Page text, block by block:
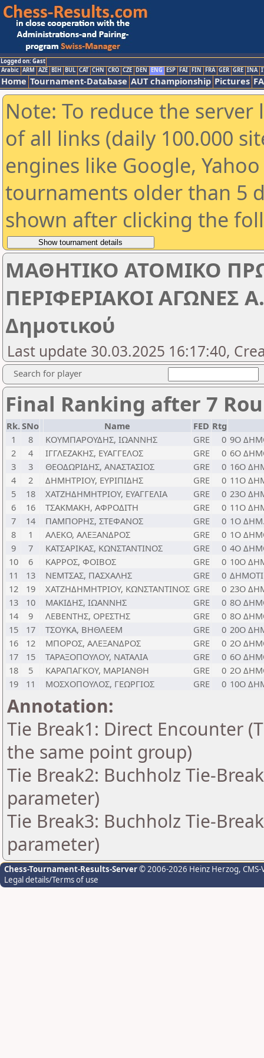
Logged on: Gast
Arabic ARM AZE BIH BUL CAT CHN CRO CZE DEN ENG ESP FAI FIN FRA GER GRE INA
Home Tournament-Database AUT championship Pictures
Note: To reduce the
of all links (daily 100.000
engines like Google,
tournaments older than 5
shown after clicking the
ΜΑΘΗΤΙΚΟ ΑΤΟΜΙΚΟ
ΠΕΡΙΦΕΡΙΑΚΟΙ ΑΓΩΝΕΣ
Δημοτικού
Last update 30.03.2025 16:17:40,
Search for player
Final Ranking after 7
Rk.SNo Name FED Rtg
1
8 ΚΟΥΜΠΑΡΟΥΔΗΣ, ΙΩΑΝΝΗΣ GRE 0 9Ο
2
4 ΙΓΓΛΕΖΑΚΗΣ, ΕΥΑΓΓΕΛΟΣ GRE 0 6Ο
3
3 ΘΕΟΔΩΡΙΔΗΣ, ΑΝΑΣΤΑΣΙΟΣ GRE 0 16Ο
4
2 ΔΗΜΗΤΡΙΟΥ, ΕΥΡΙΠΙΔΗΣ GRE 0 11Ο
5
18 ΧΑΤΖΗΔΗΜΗΤΡΙΟΥ, ΕΥΑΓΓΕΛΙΑ GRE 0 23Ο
6
16 ΤΣΑΚΜΑΚΗ, ΑΦΡΟΔΙΤΗ GRE 0 11Ο
7
14 ΠΑΜΠΟΡΗΣ, ΣΤΕΦΑΝΟΣ GRE 0 1Ο
8
1 ΑΛΕΚΟ, ΑΛΕΞΑΝΔΡΟΣ GRE 0 1Ο
9
7 ΚΑΤΣΑΡΙΚΑΣ, ΚΩΝΣΤΑΝΤΙΝΟΣ GRE 0 4O
10
6 ΚΑΡΡΟΣ, ΦΟΙΒΟΣ GRE 0 10O
11
13 ΝΕΜΤΣΑΣ, ΠΑΣΧΑΛΗΣ GRE 0
12
19 ΧΑΤΖΗΔΗΜΗΤΡΙΟΥ, ΚΩΝΣΤΑΝΤΙΝΟΣ GRE 0 23Ο
13
10 ΜΑΚΙΔΗΣ, ΙΩΑΝΝΗΣ GRE 0 8Ο
14
9 ΛΕΒΕΝΤΗΣ, ΟΡΕΣΤΗΣ GRE 0 8O
15
17 ΤΣΟΥΚΑ, ΒΗΘΛΕΕΜ GRE 0 20Ο
16
12 ΜΠΟΡΟΣ, ΑΛΕΞΑΝΔΡΟΣ GRE 0 2Ο
17
15 ΤΑΡΑΞΟΠΟΥΛΟΥ, ΝΑΤΑΛΙΑ GRE 0 6O
18
5 ΚΑΡΑΠΑΓΚΟΥ, ΜΑΡΙΑΝΘΗ GRE 0 2Ο
19
11 ΜΟΣΧΟΠΟΥΛΟΣ, ΓΕΩΡΓΙΟΣ GRE 0 10Ο
Annotation:
Tie Break1: Direct Encounter
the same point group)
Tie Break2: Buchholz Tie-
parameter)
Tie Break3: Buchholz Tie-
parameter)
Chess-Tournament-Results-Server© 2006-2026 Heinz Herzog,
Legal details/Terms of use